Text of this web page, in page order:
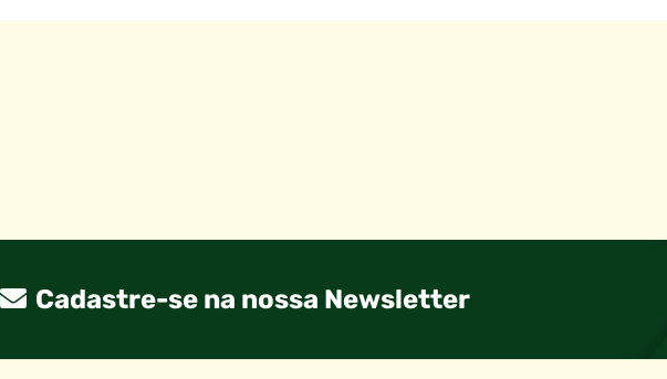
Cadastre-se na nossa Newsletter